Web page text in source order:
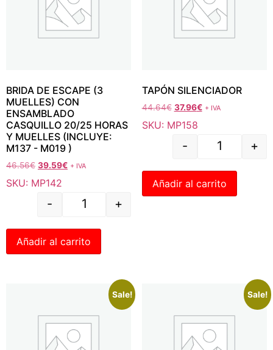
BRIDA DE ESCAPE (3
MUELLES) CON
ENSAMBLADO
CASQUILLO 20/25 HORAS
Y MUELLES (INCLUYE:
M137 - M019 )
46.56€ 39.59€ + IVA
SKU: MP142
- +
Añadir al carrito
TAPÓN SILENCIADOR
44.64€ 37.96€ + IVA
SKU: MP158
- +
Añadir al carrito
Sale! Sale!